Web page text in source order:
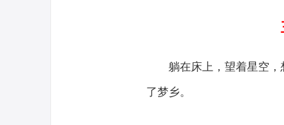
躺在床上，望着星空
了梦乡。